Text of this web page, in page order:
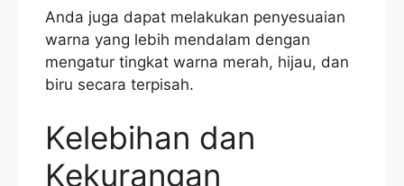
Anda juga dapat melakukan penyesuaian
warna yang lebih mendalam dengan
mengatur tingkat warna merah, hijau, dan
biru secara terpisah.
Kelebihan dan
Kekurangan